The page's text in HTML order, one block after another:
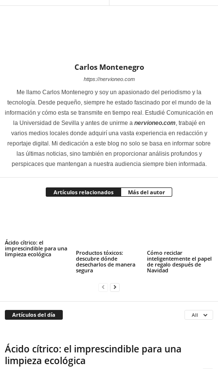
Carlos Montenegro
https://nervioneo.com
Me llamo Carlos Montenegro y soy un apasionado del periodismo y la
tecnología. Desde pequeño, siempre he estado fascinado por el mundo de la
información y cómo esta se transmite en tiempo real. Estudié Comunicación en
la Universidad de Sevilla y antes de unirme a nervioneo.com , trabajé en
varios medios locales donde adquirí una vasta experiencia en redacción y
reportaje digital. Mi dedicación a este blog no solo se basa en informar sobre
las últimas noticias, sino también en proporcionar análisis profundos y
perspicaces que mantengan a nuestra audiencia siempre bien informada.
Artículos relacionados Más del autor
Ácido cítrico: el
imprescindible para una
limpieza ecológica
Productos tóxicos:
descubre dónde
desecharlos de manera
segura
Cómo reciclar
inteligentemente el papel
de regalo después de
Navidad
Artículos del día All
Ácido cítrico: el imprescindible para una
limpieza ecológica